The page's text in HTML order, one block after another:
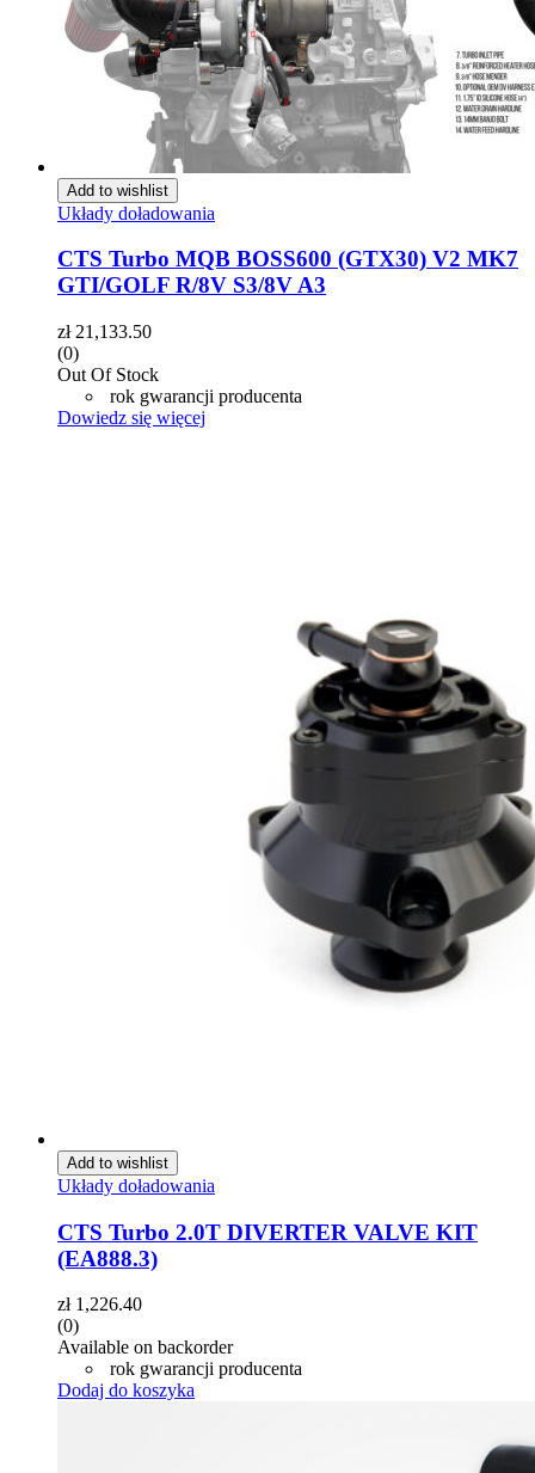
Add to wishlist
Układy doładowania
CTS Turbo MQB BOSS600 (GTX30) V2 MK7
GTI/GOLF R/8V S3/8V A3
zł21,133.50
(0)
Out Of Stock
rok gwarancji producenta
Dowiedz się więcej
Add to wishlist
Układy doładowania
CTS Turbo 2.0T DIVERTER VALVE KIT
(EA888.3)
zł1,226.40
(0)
Available on backorder
rok gwarancji producenta
Dodaj do koszyka